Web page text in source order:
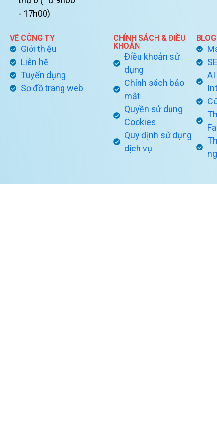
- 17h00)
VỀ CÔNG TY
Giới thiệu
Liên hệ
Tuyển dụng
Sơ đồ trang web
CHÍNH SÁCH & ĐIỀU
KHOẢN
Điều khoản sử
dụng
Chính sách bảo
mật
Quyền sử dụng
Cookies
Quy định sử dụng
dịch vụ